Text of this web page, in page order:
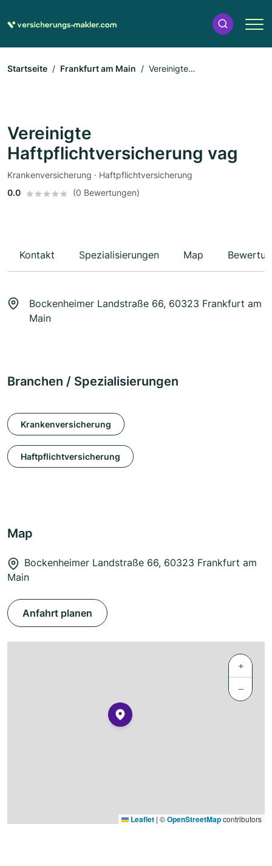
Startseite Frankfurt am Main
Vereinigte
Vereinigte
Haftpflichtversicherung vag
Krankenversicherung · Haftpflichtversicherung
0.0
(0 Bewertungen)
Kontakt Spezialisierungen Map
Bockenheimer Landstraße 66, 60323 Frankfurt am
Main
Branchen / Spezialisierungen
Krankenversicherung
Haftpflichtversicherung
Map
Bockenheimer Landstraße 66, 60323 Frankfurt am
Main
Anfahrt planen
+
−
Leaflet | ©OpenStreetMapcontributors